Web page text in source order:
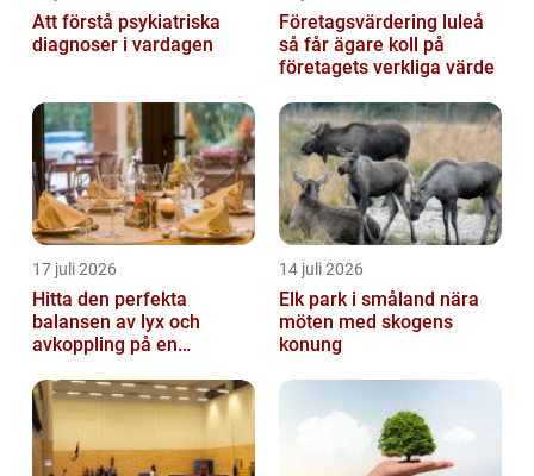
Att förstå psykiatriska
diagnoser i vardagen
Företagsvärdering luleå
så får ägare koll på
företagets verkliga värde
17 juli 2026
Hitta den perfekta
balansen av lyx och
avkoppling på en
Östermalm
14 juli 2026
Elk park i småland nära
möten med skogens
konung